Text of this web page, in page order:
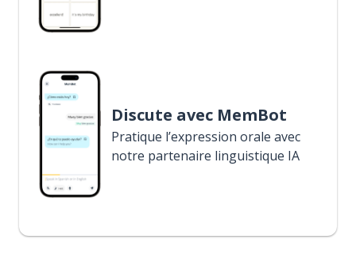
Discute avec MemBot
Pratique l’expression orale avec
notre partenaire linguistique IA